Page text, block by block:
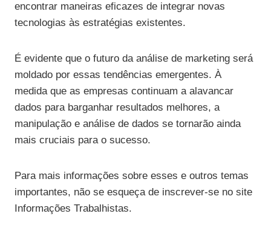
encontrar maneiras eficazes de integrar novas
tecnologias às estratégias existentes.
É evidente que o futuro da análise de marketing será
moldado por essas tendências emergentes. À
medida que as empresas continuam a alavancar
dados para barganhar resultados melhores, a
manipulação e análise de dados se tornarão ainda
mais cruciais para o sucesso.
Para mais informações sobre esses e outros temas
importantes, não se esqueça de inscrever-se no site
Informações Trabalhistas.